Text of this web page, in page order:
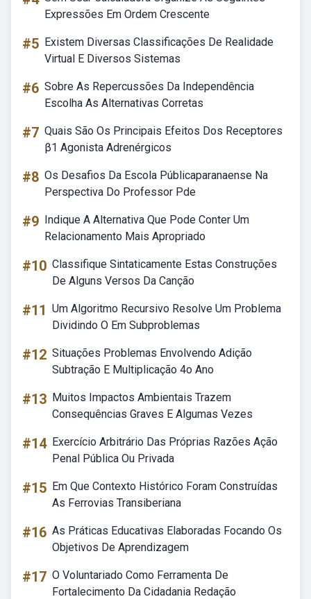
Expressões Em Ordem Crescente
#5 Existem Diversas Classificações De Realidade
Virtual E Diversos Sistemas
#6 Sobre As Repercussões Da Independência
Escolha As Alternativas Corretas
#7 Quais São Os Principais Efeitos Dos Receptores
β1 Agonista Adrenérgicos
#8 Os Desafios Da Escola Públicaparanaense Na
Perspectiva Do Professor Pde
#9 Indique A Alternativa Que Pode Conter Um
Relacionamento Mais Apropriado
#10 Classifique Sintaticamente Estas Construções
De Alguns Versos Da Canção
#11 Um Algoritmo Recursivo Resolve Um Problema
Dividindo O Em Subproblemas
#12 Situações Problemas Envolvendo Adição
Subtração E Multiplicação 4o Ano
#13 Muitos Impactos Ambientais Trazem
Consequências Graves E Algumas Vezes
#14 Exercício Arbitrário Das Próprias Razões Ação
Penal Pública Ou Privada
#15 Em Que Contexto Histórico Foram Construídas
As Ferrovias Transiberiana
#16 As Práticas Educativas Elaboradas Focando Os
Objetivos De Aprendizagem
#17 O Voluntariado Como Ferramenta De
Fortalecimento Da Cidadania Redação